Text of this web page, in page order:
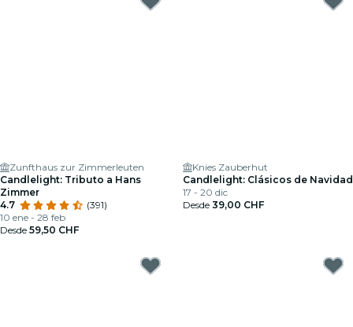
Zunfthaus zur Zimmerleuten
Candlelight: Tributo a Hans
Zimmer
4.7
(391)
10 ene - 28 feb
Desde 59,50 CHF
Knies Zauberhut
Candlelight: Clásicos de Navidad
17 - 20 dic
Desde 39,00 CHF